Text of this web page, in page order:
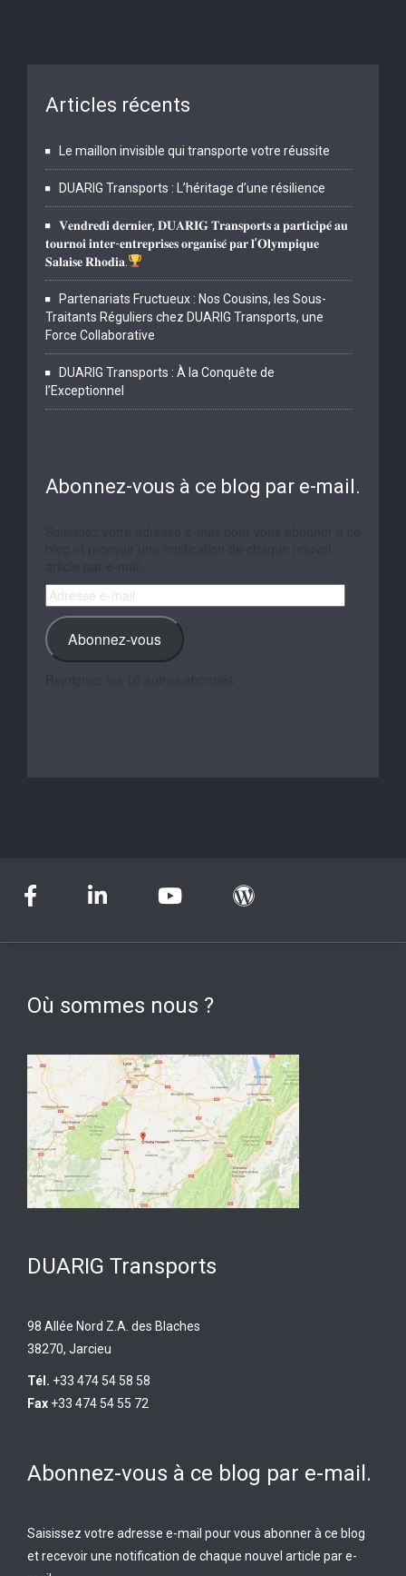
Articles récents
Le maillon invisible qui transporte votre réussite
DUARIG Transports : L’héritage d’une résilience
𝐕𝐞𝐧𝐝𝐫𝐞𝐝𝐢 𝐝𝐞𝐫𝐧𝐢𝐞𝐫, 𝐃𝐔𝐀𝐑𝐈𝐆 𝐓𝐫𝐚𝐧𝐬𝐩𝐨𝐫𝐭𝐬 𝐚 𝐩𝐚𝐫𝐭𝐢𝐜𝐢𝐩𝐞́ 𝐚𝐮
𝐭𝐨𝐮𝐫𝐧𝐨𝐢 𝐢𝐧𝐭𝐞𝐫-𝐞𝐧𝐭𝐫𝐞𝐩𝐫𝐢𝐬𝐞𝐬 𝐨𝐫𝐠𝐚𝐧𝐢𝐬𝐞́ 𝐩𝐚𝐫 𝐥’𝐎𝐥𝐲𝐦𝐩𝐢𝐪𝐮𝐞
𝐒𝐚𝐥𝐚𝐢𝐬𝐞 𝐑𝐡𝐨𝐝𝐢𝐚.
Partenariats Fructueux : Nos Cousins, les Sous-
Traitants Réguliers chez DUARIG Transports, une
Force Collaborative
DUARIG Transports : À la Conquête de
l’Exceptionnel
Abonnez-vous à ce blog par e-mail.
Adresse
e-
mail
Abonnez-vous
Où sommes nous ?
DUARIG Transports
98 Allée Nord Z.A. des Blaches
38270, Jarcieu
Tél. +33 474 54 58 58
Fax +33 474 54 55 72
Abonnez-vous à ce blog par e-mail.
Saisissez votre adresse e-mail pour vous abonner à ce blog
et recevoir une notification de chaque nouvel article par e-